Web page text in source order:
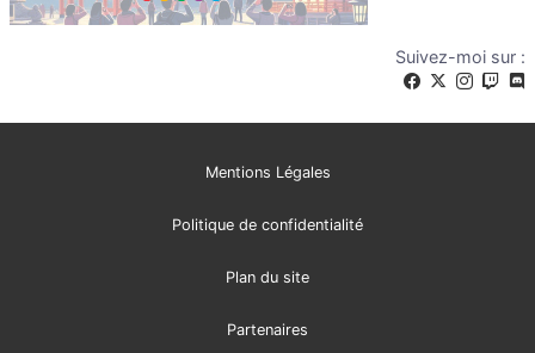
Suivez-moi sur :
Mentions Légales
Politique de confidentialité
Plan du site
Partenaires